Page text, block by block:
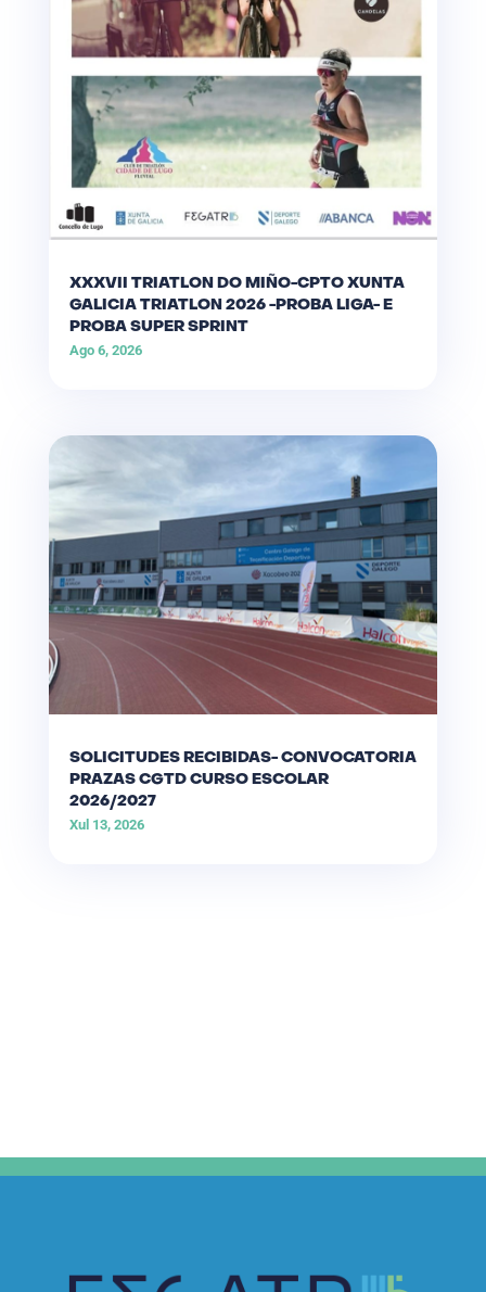
XXXVII TRIATLON DO MIÑO-CPTO XUNTA
GALICIA TRIATLON 2026 -PROBA LIGA- E
PROBA SUPER SPRINT
Ago 6, 2026
SOLICITUDES RECIBIDAS- CONVOCATORIA
PRAZAS CGTD CURSO ESCOLAR
2026/2027
Xul 13, 2026